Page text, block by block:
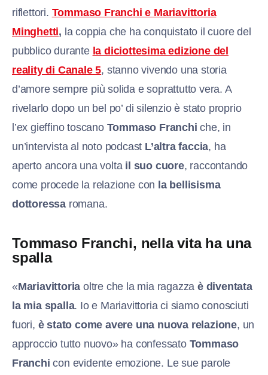
riflettori. Tommaso Franchi e Mariavittoria
Minghetti, la coppia che ha conquistato il cuore del
pubblico durante la diciottesima edizione del
reality di Canale 5, stanno vivendo una storia
d’amore sempre più solida e soprattutto vera. A
rivelarlo dopo un bel po’ di silenzio è stato proprio
l’ex gieffino toscano Tommaso Franchiche, in
un’intervista al noto podcast L’altra faccia, ha
aperto ancora una volta il suo cuore, raccontando
come procede la relazione con la bellisisma
dottoressa romana.
Tommaso Franchi, nella vita ha una
spalla
«Mariavittoria oltre che la mia ragazzaè diventata
la mia spalla. Io e Mariavittoria ci siamo conosciuti
fuori, è stato come avere una nuova relazione, un
approccio tutto nuovo» ha confessato Tommaso
Franchicon evidente emozione. Le sue parole